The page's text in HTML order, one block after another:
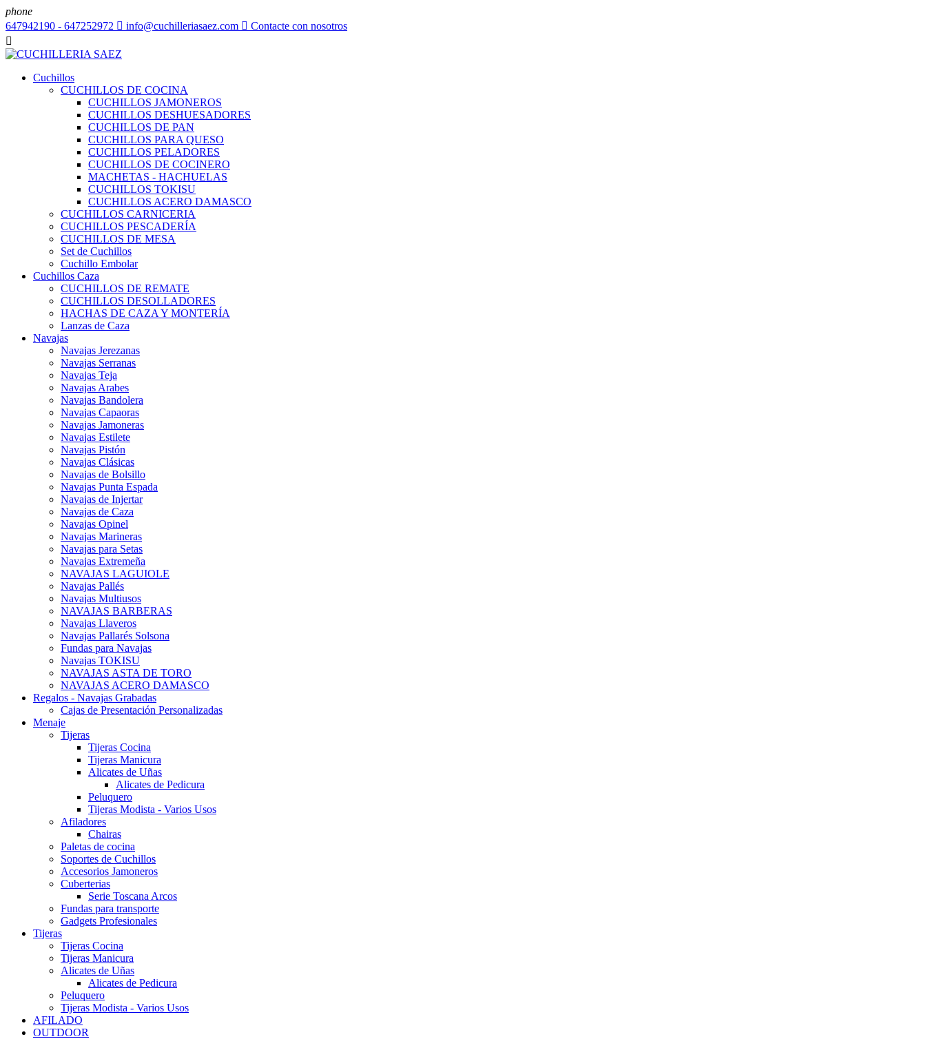
phone
647942190 - 647252972  info@cuchilleriasaez.com  Contacte con nosotros

Cuchillos
CUCHILLOS DE COCINA
CUCHILLOS JAMONEROS
CUCHILLOS DESHUESADORES
CUCHILLOS DE PAN
CUCHILLOS PARA QUESO
CUCHILLOS PELADORES
CUCHILLOS DE COCINERO
MACHETAS - HACHUELAS
CUCHILLOS TOKISU
CUCHILLOS ACERO DAMASCO
CUCHILLOS CARNICERIA
CUCHILLOS PESCADERÍA
CUCHILLOS DE MESA
Set de Cuchillos
Cuchillo Embolar
Cuchillos Caza
CUCHILLOS DE REMATE
CUCHILLOS DESOLLADORES
HACHAS DE CAZA Y MONTERÍA
Lanzas de Caza
Navajas
Navajas Jerezanas
Navajas Serranas
Navajas Teja
Navajas Arabes
Navajas Bandolera
Navajas Capaoras
Navajas Jamoneras
Navajas Estilete
Navajas Pistón
Navajas Clásicas
Navajas de Bolsillo
Navajas Punta Espada
Navajas de Injertar
Navajas de Caza
Navajas Opinel
Navajas Marineras
Navajas para Setas
Navajas Extremeña
NAVAJAS LAGUIOLE
Navajas Pallés
Navajas Multiusos
NAVAJAS BARBERAS
Navajas Llaveros
Navajas Pallarés Solsona
Fundas para Navajas
Navajas TOKISU
NAVAJAS ASTA DE TORO
NAVAJAS ACERO DAMASCO
Regalos - Navajas Grabadas
Cajas de Presentación Personalizadas
Menaje
Tijeras
Tijeras Cocina
Tijeras Manicura
Alicates de Uñas
Alicates de Pedicura
Peluquero
Tijeras Modista - Varios Usos
Afiladores
Chairas
Paletas de cocina
Soportes de Cuchillos
Accesorios Jamoneros
Cuberterias
Serie Toscana Arcos
Fundas para transporte
Gadgets Profesionales
Tijeras
Tijeras Cocina
Tijeras Manicura
Alicates de Uñas
Alicates de Pedicura
Peluquero
Tijeras Modista - Varios Usos
AFILADO
OUTDOOR